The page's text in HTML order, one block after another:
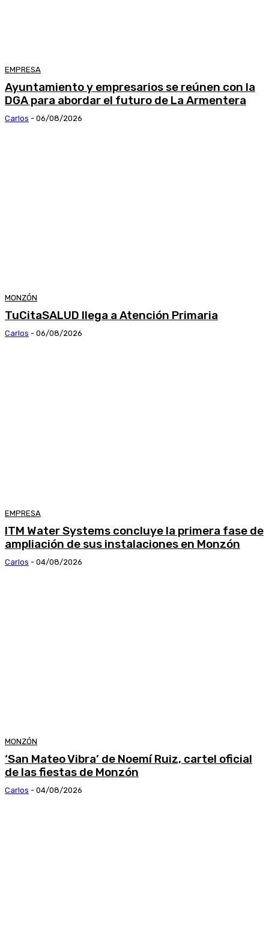
EMPRESA
Ayuntamiento y empresarios se reúnen con la
DGA para abordar el futuro de La Armentera
Carlos - 06/08/2026
MONZÓN
TuCitaSALUD llega a Atención Primaria
Carlos - 06/08/2026
EMPRESA
ITM Water Systems concluye la primera fase de
ampliación de sus instalaciones en Monzón
Carlos - 04/08/2026
MONZÓN
‘San Mateo Vibra’ de Noemí Ruiz, cartel oficial
de las fiestas de Monzón
Carlos - 04/08/2026